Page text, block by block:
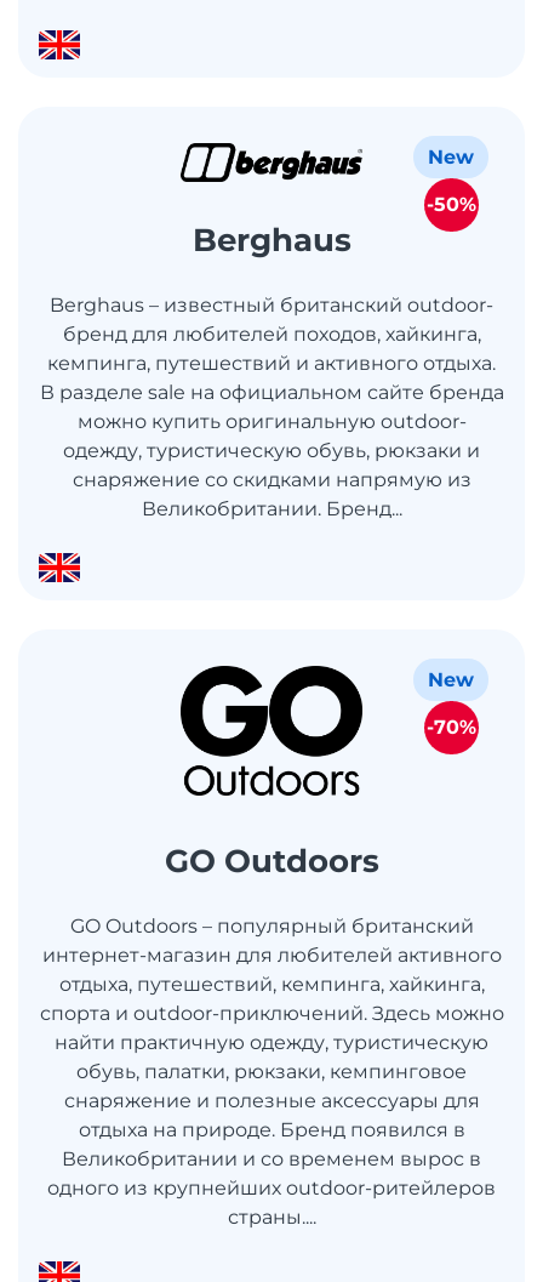
Berghaus
Berghaus – известный британский outdoor-
бренд для любителей походов, хайкинга,
кемпинга, путешествий и активного отдыха.
В разделе sale на официальном сайте бренда
можно купить оригинальную outdoor-
одежду, туристическую обувь, рюкзаки и
снаряжение со скидками напрямую из
Великобритании. Бренд...
New
-50%
GO Outdoors
GO Outdoors – популярный британский
интернет-магазин для любителей активного
отдыха, путешествий, кемпинга, хайкинга,
спорта и outdoor-приключений. Здесь можно
найти практичную одежду, туристическую
обувь, палатки, рюкзаки, кемпинговое
снаряжение и полезные аксессуары для
отдыха на природе. Бренд появился в
Великобритании и со временем вырос в
одного из крупнейших outdoor-ритейлеров
страны....
New
-70%